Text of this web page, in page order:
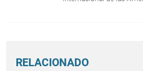
RELACIONADO